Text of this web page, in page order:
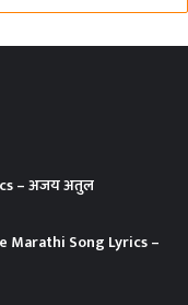
– अजय अतुल
Marathi Song Lyrics –